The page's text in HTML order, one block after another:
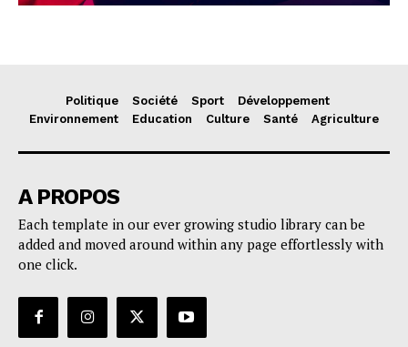
Politique Société Sport
Développement
Environnement
Education Culture Santé Agriculture
A PROPOS
Each template in our ever growing studio library can be
added and moved around within any page effortlessly with
one click.